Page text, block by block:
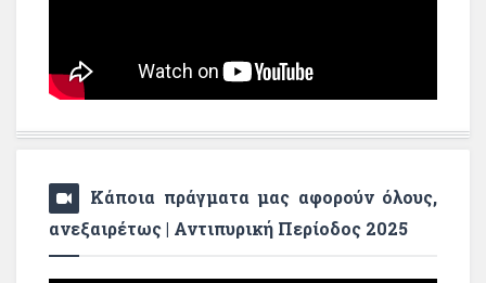
Κάποια πράγματα μας αφορούν όλους,
ανεξαιρέτως | Αντιπυρική Περίοδος 2025